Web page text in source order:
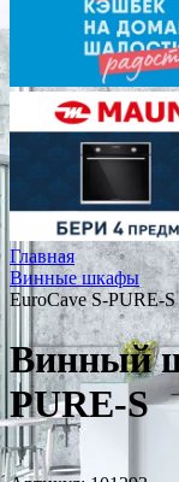
Главная
Винные шкафы
EuroCave S-PURE-S
Винный
PURE-S